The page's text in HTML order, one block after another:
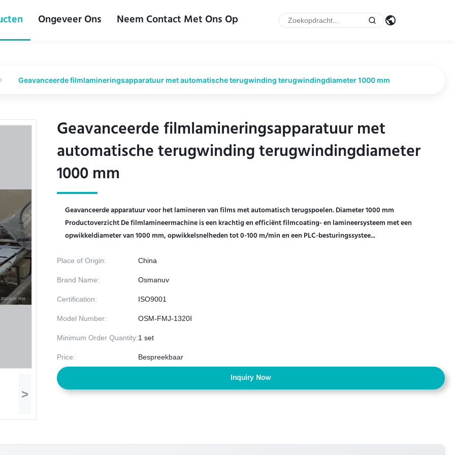
Ongeveer Ons Neem Contact Met Ons Op
Geavanceerde filmlamineringsapparatuur met automatische terugwinding terugwindingdiameter 1000 mm
>
Geavanceerde filmlamineringsapparatuur met
automatische terugwinding terugwindingdiameter
1000 mm
Geavanceerde filmlamineringsapparatuur met
automatische terugwinding terugwindingdiameter
1000 mm
Geavanceerde apparatuur voor het lamineren van films met automatisch terugspoelen. Diameter 1000 mm
Productoverzicht De filmlamineermachine is een krachtig en efficiënt filmcoating- en lamineersysteem met een
opwikkeldiameter van 1000 mm, opwikkelsnelheden tot 0-100 m/min en een PLC-besturingssystee...
Place of Origin: China
Brand Name: Osmanuv
Certification: ISO9001
Model Number: OSM-FMJ-1320Ⅰ
Minimum Order Quantity:1 set
Price: Bespreekbaar
Inquiry Now